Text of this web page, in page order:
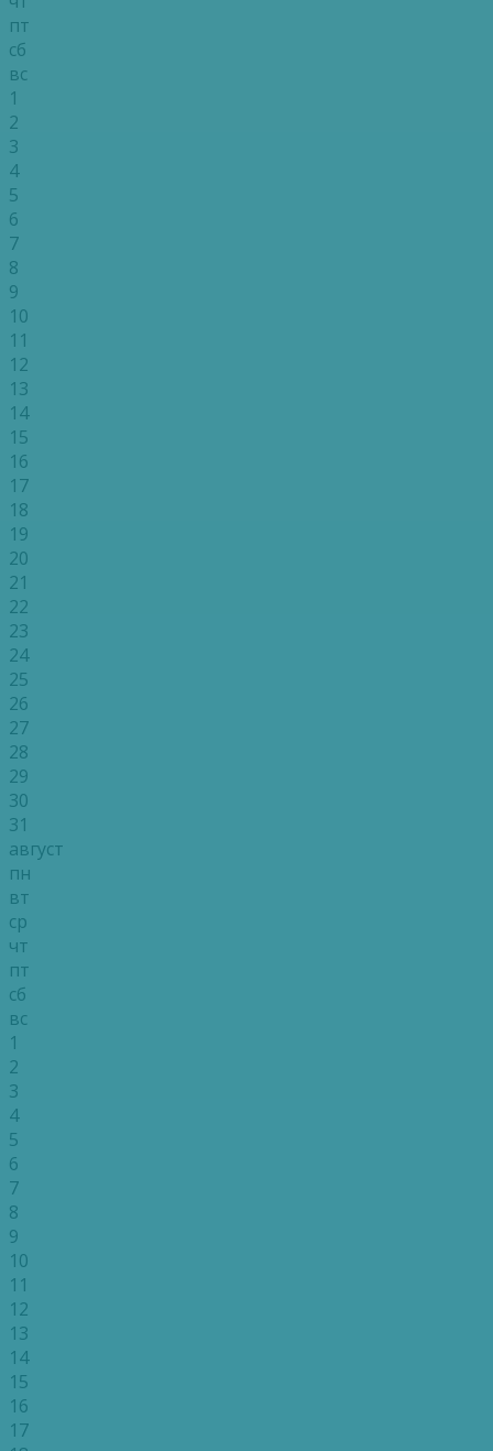
пт
сб
вс
1
2
3
4
5
6
7
8
9
10
11
12
13
14
15
16
17
18
19
20
21
22
23
24
25
26
27
28
29
30
31
август
пн
вт
ср
чт
пт
сб
вс
1
2
3
4
5
6
7
8
9
10
11
12
13
14
15
16
17